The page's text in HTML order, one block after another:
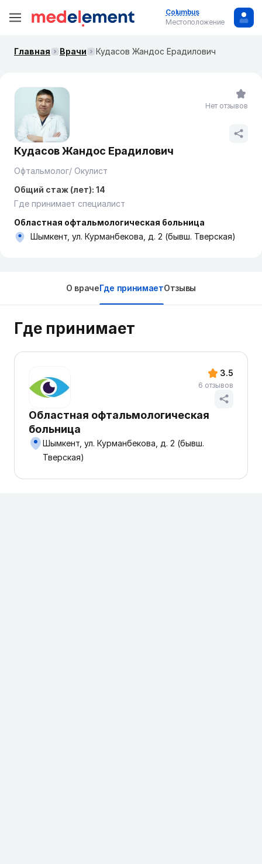
Columbus
Местоположение
Главная Врачи Кудасов Жандос Ерадилович
Кудасов Жандос Ерадилович
Офтальмолог/ Окулист
Общий стаж (лет): 14
Где принимает специалист
Областная офтальмологическая больница
Шымкент, ул. Курманбекова, д. 2 (бывш. Тверская)
Нет отзывов
О врачеГде принимаетОтзывы
Где принимает
Областная офтальмологическая
больница
Шымкент, ул. Курманбекова, д. 2 (бывш.
Тверская)
3.5
6 отзывов